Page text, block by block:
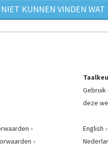
KUNNEN VINDEN WAT
Gebruik
deze
English